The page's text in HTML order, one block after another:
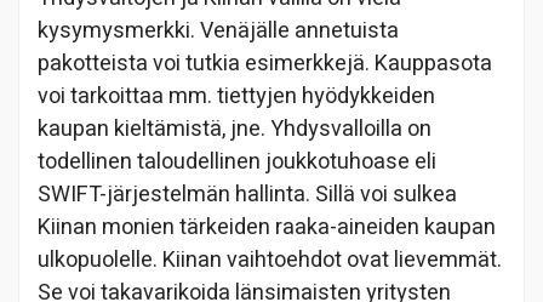
kysymysmerkki. Venäjälle annetuista
pakotteista voi tutkia esimerkkejä. Kauppasota
voi tarkoittaa mm. tiettyjen hyödykkeiden
kaupan kieltämistä, jne. Yhdysvalloilla on
todellinen taloudellinen joukkotuhoase eli
SWIFT-järjestelmän hallinta. Sillä voi sulkea
Kiinan monien tärkeiden raaka-aineiden kaupan
ulkopuolelle. Kiinan vaihtoehdot ovat lievemmät.
Se voi takavarikoida länsimaisten yritysten